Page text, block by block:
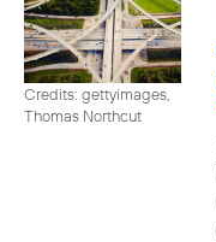
Credits: gettyimages,
Thomas Northcut